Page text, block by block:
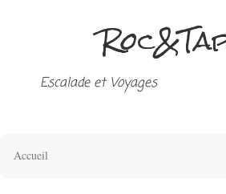
Roc&Ta
Escalade et Voyages
Accueil